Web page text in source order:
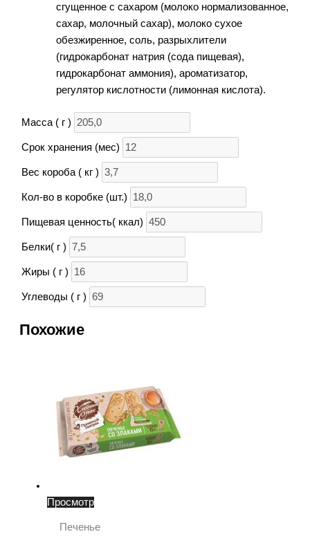
сгущенное с сахаром (молоко нормализованное,
сахар, молочный сахар), молоко сухое
обезжиренное, соль, разрыхлители
(гидрокарбонат натрия (сода пищевая),
гидрокарбонат аммония), ароматизатор,
регулятор кислотности (лимонная кислота).
Масса ( г )
Срок хранения (мес)
Вес короба ( кг )
Кол-во в коробке (шт.)
Пищевая ценность( ккал)
Белки( г )
Жиры ( г )
Углеводы ( г )
Похожие
Просмотр
Печенье